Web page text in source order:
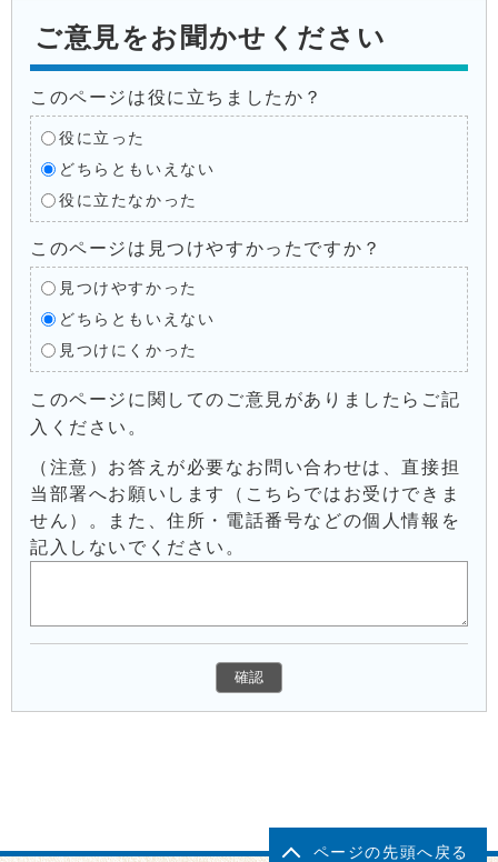
ご意見をお聞かせください
このページは役に立ちましたか？
役に立った
どちらともいえない
役に立たなかった
このページは見つけやすかったですか？
見つけやすかった
どちらともいえない
見つけにくかった
このページに関してのご意見がありましたらご記
入ください。
（注意）お答えが必要なお問い合わせは、直接担
当部署へお願いします（こちらではお受けできま
せん）。また、住所・電話番号などの個人情報を
記入しないでください。
ページの先頭へ戻る